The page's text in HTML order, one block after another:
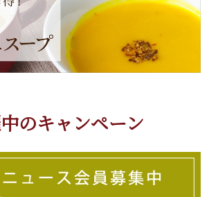
のキャンペーン